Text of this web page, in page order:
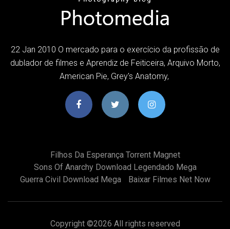
22 Jan 2010 O mercado para o exercício da profissão de
dublador de filmes e Aprendiz de Feiticeira, Arquivo Morto,
American Pie, Grey's Anatomy,
Filhos Da Esperança Torrent Magnet
Sons Of Anarchy Download Legendado Mega
Guerra Civil Download Mega
Baixar Filmes Net Now
Copyright ©2026 All rights reserved